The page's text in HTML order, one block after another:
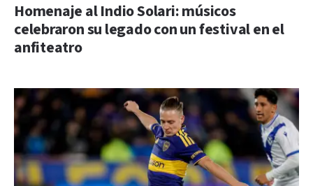
Homenaje al Indio Solari: músicos
celebraron su legado con un festival en el
anfiteatro